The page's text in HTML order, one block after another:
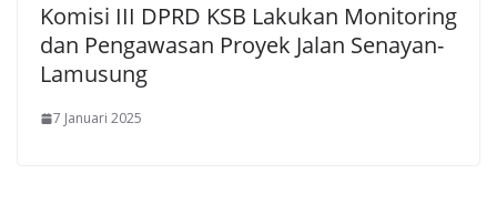
Komisi III DPRD KSB Lakukan Monitoring
dan Pengawasan Proyek Jalan Senayan-
Lamusung
7 Januari 2025